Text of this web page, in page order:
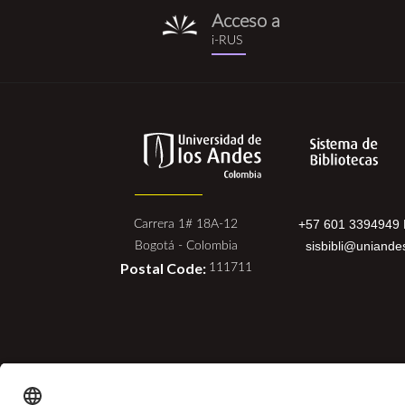
i-
rus.png
Acceso a
i-RUS
Carrera 1# 18A-12
Bogotá - Colombia
Postal Code: 111711
+57 601 3394949